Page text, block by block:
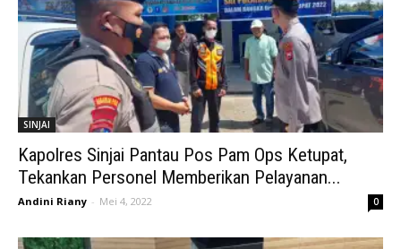
SINJAI
Kapolres Sinjai Pantau Pos Pam Ops Ketupat,
Tekankan Personel Memberikan Pelayanan...
Andini Riany - Mei 4, 2022 0